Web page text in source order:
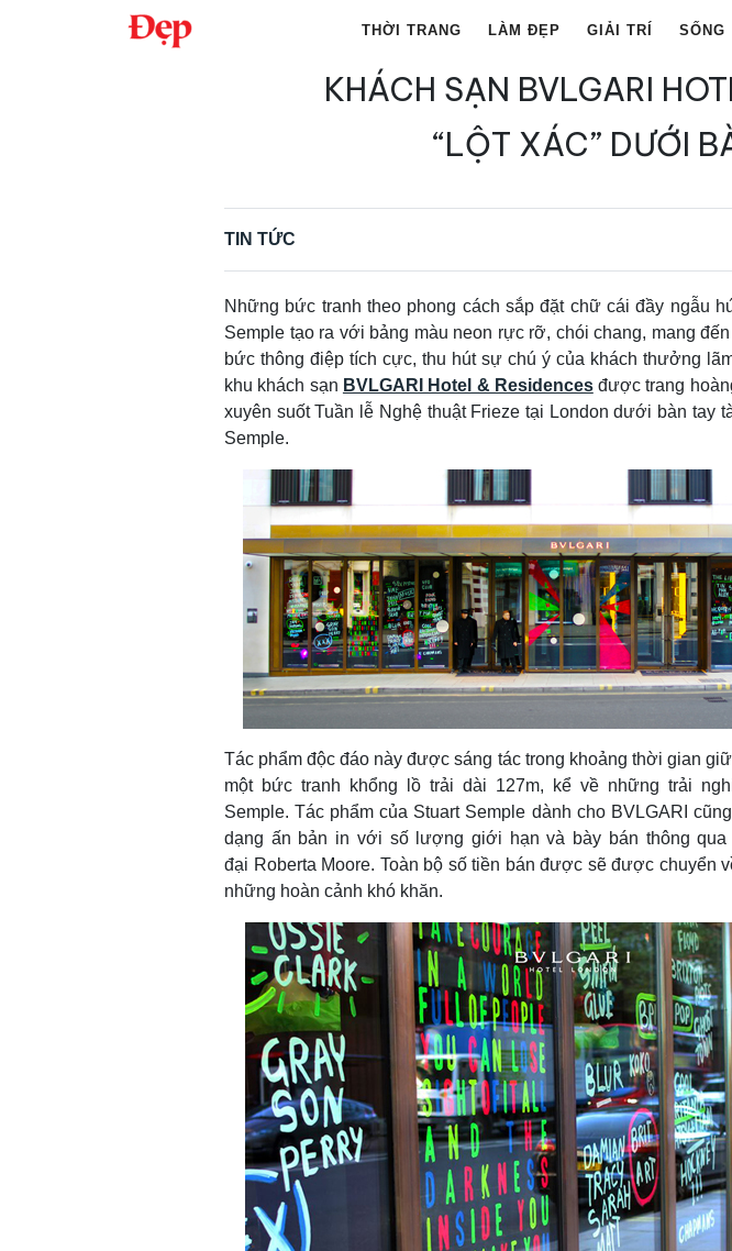
THỜI TRANG LÀM ĐẸP GIẢI TRÍ SỐNG
KHÁCH SẠN BVLGARI
“LỘT XÁC” DƯỚI
TIN TỨC
Những bức tranh theo phong cách sắp đặt chữ cái đầy ngẫu
Semple tạo ra với bảng màu neon rực rỡ, chói chang, mang
bức thông điệp tích cực, thu hút sự chú ý của khách thưởng
khu khách sạn BVLGARI Hotel & Residencesđược trang
xuyên suốt Tuần lễ Nghệ thuật Frieze tại London dưới bàn tay
Semple.
Tác phẩm độc đáo này được sáng tác trong khoảng thời gian
một bức tranh khổng lồ trải dài 127m, kể về những trải
Semple. Tác phẩm của Stuart Semple dành cho BVLGARI
dạng ấn bản in với số lượng giới hạn và bày bán thông
đại Roberta Moore. Toàn bộ số tiền bán được sẽ được chuyển
những hoàn cảnh khó khăn.